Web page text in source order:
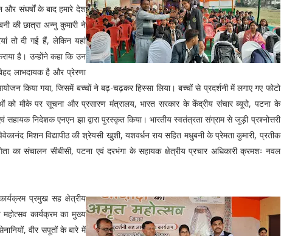
और संघर्षों के बाद हमारे देश
की छात्रा अन्नु कुमारी ने
तो दी गई हैं, लेकिन यहां
है। उन्होंने कहा कि उन
लाभदायक है और प्रेरणा
किया गया, जिसमें बच्चों ने बढ़-चढ़कर हिस्सा लिया। बच्चों से प्रदर्शनी में लगाए गए फोटो
मौके पर सूचना और प्रसारण मंत्रालय, भारत सरकार के केंद्रीय संचार ब्यूरो, पटना के
सहायक निदेशक एनएन झा द्वारा पुरस्कृत किया। भारतीय स्वतंत्रता संग्राम से जुड़ी प्रश्नोत्तरी
मिशन विद्यापीठ की श्रेयसी खुशी, यशवर्धन राय सहित मधुबनी के प्रेमता कुमारी, प्रतीक
का संचालन सीबीसी, पटना एवं दरभंगा के सहायक क्षेत्रीय प्रचार अधिकारी क्रमशः नवल
प्रमुख सह क्षेत्रीय
कार्यक्रम का मुख्य
वीर सपूतों के बारे में